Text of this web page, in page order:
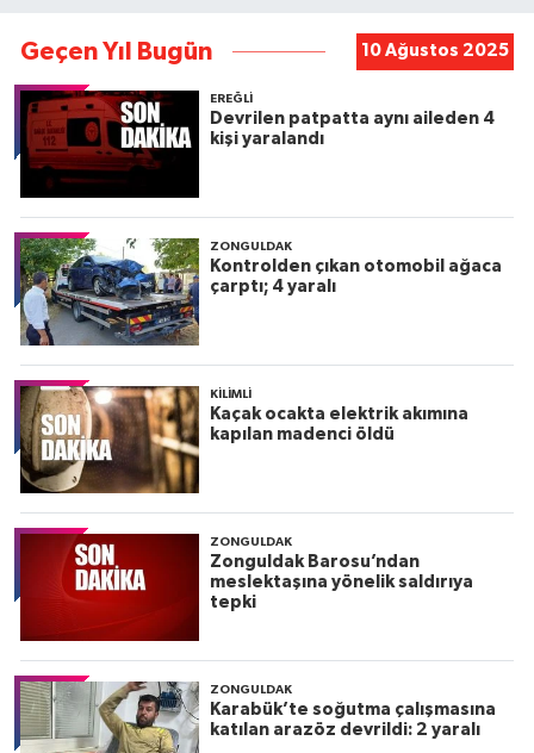
Geçen Yıl Bugün 10 Ağustos 2025
EREĞLI
Devrilen patpatta aynı aileden 4
kişi yaralandı
ZONGULDAK
Kontrolden çıkan otomobil ağaca
çarptı; 4 yaralı
KILIMLI
Kaçak ocakta elektrik akımına
kapılan madenci öldü
ZONGULDAK
Zonguldak Barosu’ndan
meslektaşına yönelik saldırıya
tepki
ZONGULDAK
Karabük’te soğutma çalışmasına
katılan arazöz devrildi: 2 yaralı